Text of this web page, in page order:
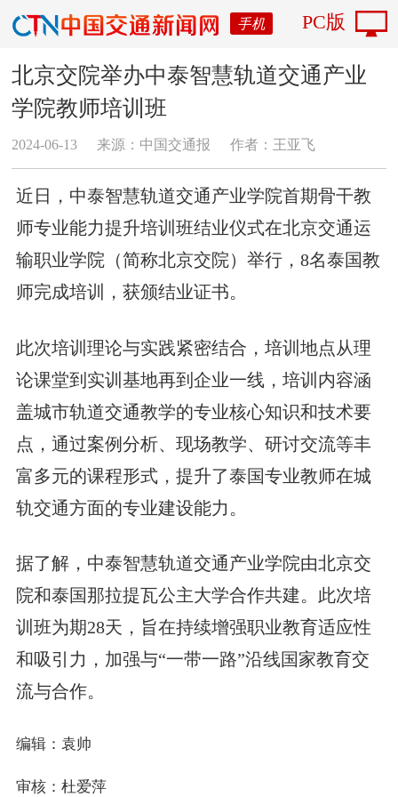
手机 PC版
北京交院举办中泰智慧轨道交通产业
学院教师培训班
2024-06-13 来源：中国交通报 作者：王亚飞
近日，中泰智慧轨道交通产业学院首期骨干教
师专业能力提升培训班结业仪式在北京交通运
输职业学院（简称北京交院）举行，8名泰国教
师完成培训，获颁结业证书。
此次培训理论与实践紧密结合，培训地点从理
论课堂到实训基地再到企业一线，培训内容涵
盖城市轨道交通教学的专业核心知识和技术要
点，通过案例分析、现场教学、研讨交流等丰
富多元的课程形式，提升了泰国专业教师在城
轨交通方面的专业建设能力。
据了解，中泰智慧轨道交通产业学院由北京交
院和泰国那拉提瓦公主大学合作共建。此次培
训班为期28天，旨在持续增强职业教育适应性
和吸引力，加强与“一带一路”沿线国家教育交
流与合作。
编辑：袁帅
审核：杜爱萍